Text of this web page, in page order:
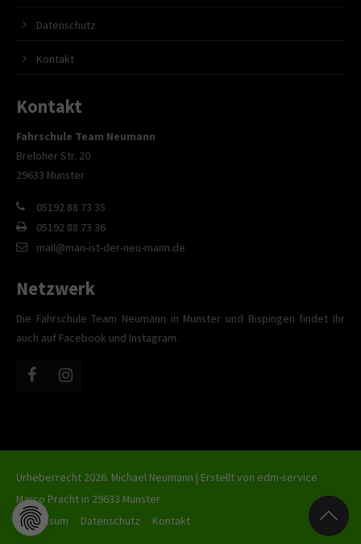
Datenschutz
Kontakt
Kontakt
Fahrschule Team Neumann
Breloher Str. 20
29633 Munster
05192 88 73 35
05192 88 73 36
mail@man-ist-der-neu-mann.de
Netzwerk
Die Fahrschule Team Neumann in Munster und Bispingen findet Ihr
auch auf Facebook und Instagram.
Urheberrecht 2026. Michael Neumann | Erstellt von edm-service
Marco Pracht in 29633 Munster
Impressum
Datenschutz Kontakt